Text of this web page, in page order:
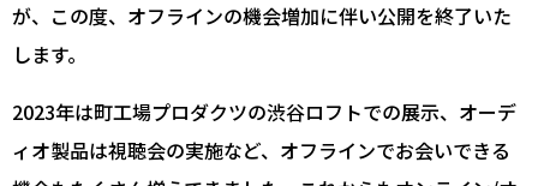
が、この度、オフラインの機会増加に伴い公開を終了いた
します。
2023年は町工場プロダクツの渋谷ロフトでの展示、オーデ
ィオ製品は視聴会の実施など、オフラインでお会いできる